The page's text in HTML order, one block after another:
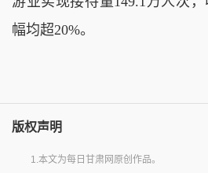
幅均超20%。
版权声明
1.本文为每日甘肃网原创作品。